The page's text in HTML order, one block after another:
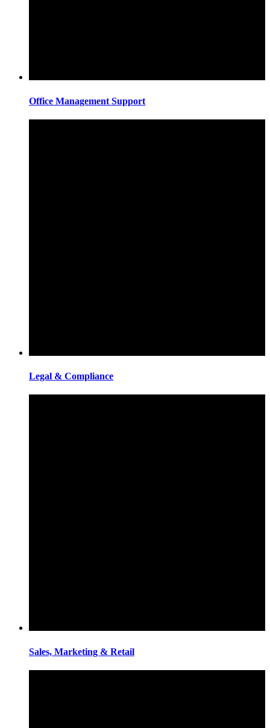
Office Management Support
Legal & Compliance
Sales, Marketing & Retail